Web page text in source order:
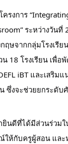
รงการ
ระหว่างวัน
ฤษจากกลุ่มโรงเรีย
18 โรงเรียน เพื่อ
iBT และเสริม
ซึ่งจะช่วยยกระดับ
ยินดีที่ได้มีส่วนร่วมใ
ให้กับครูผู้สอน และ